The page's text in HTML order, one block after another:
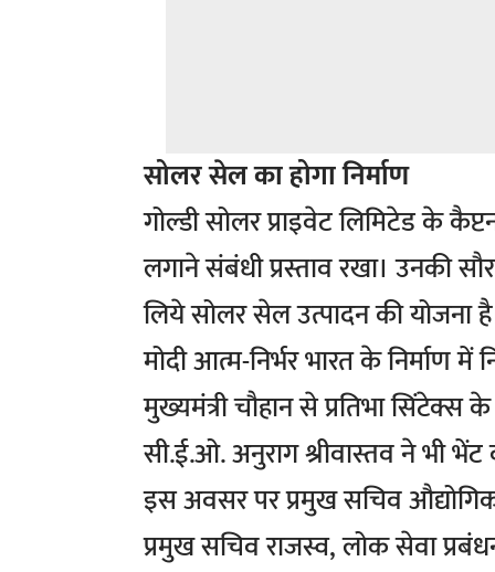
सोलर सेल का होगा निर्माण
गोल्डी सोलर प्राइवेट लिमिटेड के
लगाने संबंधी प्रस्ताव रखा। उनकी
लिये सोलर सेल उत्पादन की योजना है।
मोदी आत्म-निर्भर भारत के निर्माण
मुख्यमंत्री चौहान से प्रतिभा
सी.ई.ओ. अनुराग श्रीवास्तव ने भी भेंट
इस अवसर पर प्रमुख सचिव
प्रमुख सचिव राजस्व, लोक सेवा